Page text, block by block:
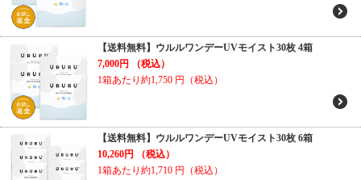
【送料無料】ウルルワンデーUVモイスト30枚 4箱
7,000円
（税込）
1箱あたり約1,750 円（税込）
【送料無料】ウルルワンデーUVモイスト30枚 6箱
10,260円
（税込）
1箱あたり約1,710 円（税込）